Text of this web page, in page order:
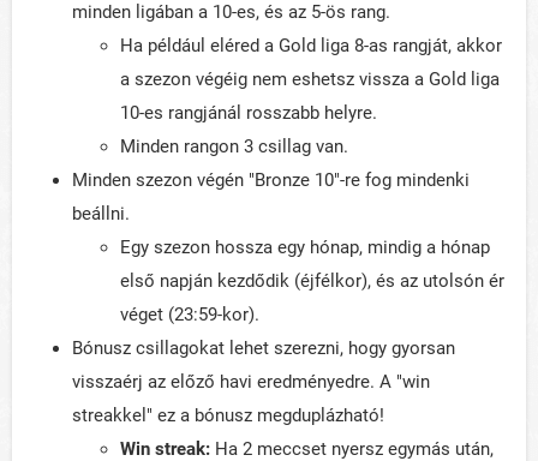
minden ligában a 10-es, és az 5-ös rang.
Ha például eléred a Gold liga 8-as rangját, akkor
a szezon végéig nem eshetsz vissza a Gold liga
10-es rangjánál rosszabb helyre.
Minden rangon 3 csillag van.
Minden szezon végén "Bronze 10"-re fog mindenki
beállni.
Egy szezon hossza egy hónap, mindig a hónap
első napján kezdődik (éjfélkor), és az utolsón ér
véget (23:59-kor).
Bónusz csillagokat lehet szerezni, hogy gyorsan
visszaérj az előző havi eredményedre. A "win
streakkel" ez a bónusz megduplázható!
Win streak: Ha 2 meccset nyersz egymás után,